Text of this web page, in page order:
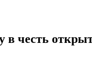
честь